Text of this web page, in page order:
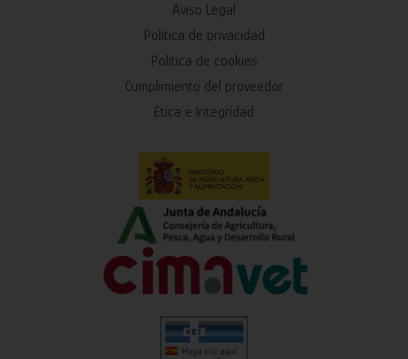
Aviso Legal
Política de privacidad
Política de cookies
Cumplimiento del proveedor
Ética e Integridad